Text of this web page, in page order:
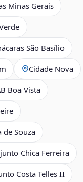
Minas Gerais
São Basílio
Cidade Nova
Boa Vista
Souza
Chica Ferreira
Costa Telles II